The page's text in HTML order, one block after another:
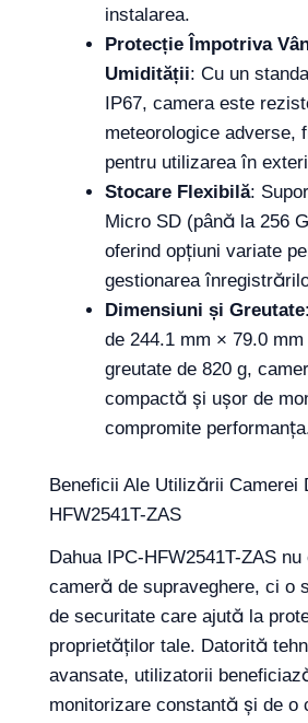
instalarea.
Protecție Împotriva
Umidității: Cu un
IP67, camera este
meteorologice adverse,
pentru utilizarea în
Stocare Flexibilă:
Micro SD (până la 256
oferind opțiuni variate
gestionarea
Dimensiuni și Greutate
de 244.1 mm × 79.0
greutate de 820 g,
compactă și ușor de
compromite
Beneficii Ale Utilizării Camerei
HFW2541T-ZAS
Dahua IPC-HFW2541T-ZAS
cameră de supraveghere, ci o
de securitate care ajută la
proprietăților tale. Datorită
avansate, utilizatorii
monitorizare constantă și de o